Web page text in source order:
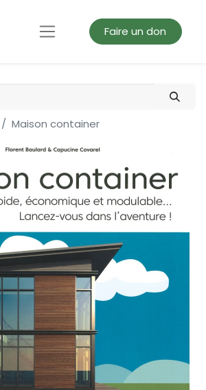
Faire un don
Maison container